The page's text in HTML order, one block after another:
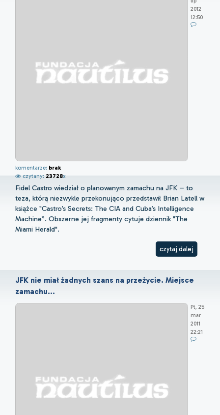
2012
12:50
komentarze: brak
czytany: 23728x
Fidel Castro wiedział o planowanym zamachu na JFK – to
teza, którą niezwykle przekonująco przedstawił Brian Latell w
książce "Castro’s Secrets: The CIA and Cuba’s Intelligence
Machine”. Obszerne jej fragmenty cytuje dziennik "The
Miami Herald".
czytaj dalej
JFK nie miał żadnych szans na przeżycie. Miejsce
zamachu...
Pt, 25
mar
2011
22:21